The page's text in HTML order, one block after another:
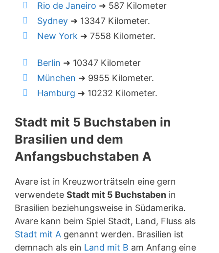
Rio de Janeiro ➜ 587 Kilometer
Sydney ➜ 13347 Kilometer.
New York ➜ 7558 Kilometer.
Berlin ➜ 10347 Kilometer
München ➜ 9955 Kilometer.
Hamburg ➜ 10232 Kilometer.
Stadt mit 5 Buchstaben in
Brasilien und dem
Anfangsbuchstaben A
Avare ist in Kreuzworträtseln eine gern
verwendete Stadt mit 5 Buchstaben in
Brasilien beziehungsweise in Südamerika.
Avare kann beim Spiel Stadt, Land, Fluss als
Stadt mit A genannt werden. Brasilien ist
demnach als ein Land mit B am Anfang eine